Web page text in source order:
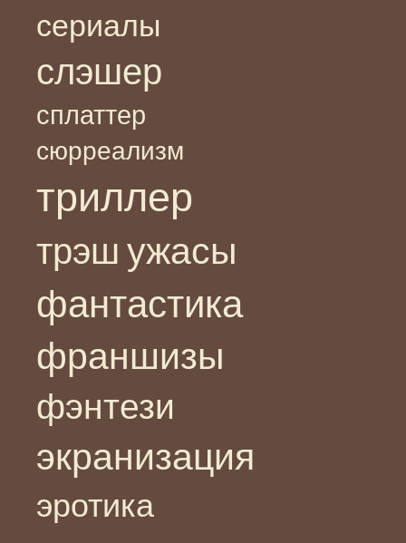
сериалы
слэшер
сплаттер
сюрреализм
триллер
трэш ужасы
фантастика
франшизы
фэнтези
экранизация
эротика